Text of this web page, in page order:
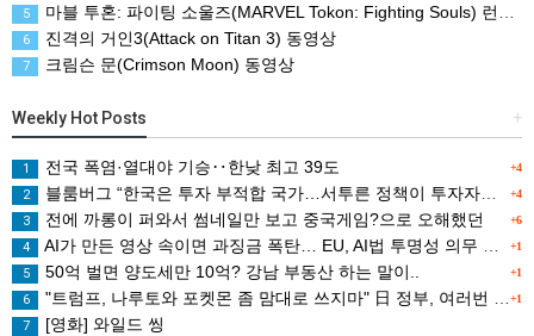
5 마블 투혼: 파이팅 소울즈(MARVEL Tokon: Fighting Souls) 런칭 트레일러
6 진격의 거인3(Attack on Titan 3) 동영상
7 크림슨 문(Crimson Moon) 동영상
+
Weekly Hot Posts
+4
1 전국 폭염·열대야 기승‥한낮 최고 39도
+4
2 블룸버그 “한국은 투자 부적합 국가…서투른 정책이 투자자에게 트라우마”
+6
3 전에 까롱이 퍼와서 썸네일만 보고 중국게임?으로 오해했던
+1
4 AI가 만든 영상 속이면 과징금 폭탄… EU, AI법 투명성 의무 본격 가동
+1
5 50억 벌면 양도세만 10억? 강남 부동산 하는 말이..
+1
6 "트럼프, 나루토와 포켓몬 좀 맘대로 쓰지마" 日 정부, 여러번 '공식 우려' 표명
7 [영화] 와일드 씽